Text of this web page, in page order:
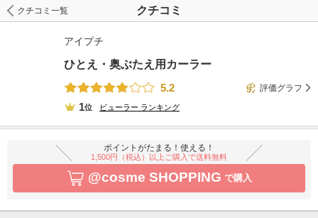
クチコミ
クチコミ一覧
アイプチ
ひとえ・奥ぶたえ用カーラー
5.2
評価グラフ
1位 ビューラー ランキング
ポイントがたまる！使える！
1,500円（税込）以上ご購入で送料無料
@cosme SHOPPING で購入